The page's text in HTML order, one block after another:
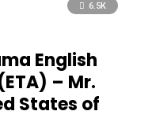
6.5K
English
– Mr.
States of